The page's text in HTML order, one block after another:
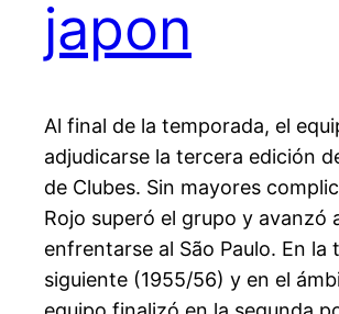
japon
Al final de la temporada, el
adjudicarse la tercera edición
de Clubes. Sin mayores
Rojo superó el grupo y avanzó
enfrentarse al São Paulo. En la
siguiente (1955/56) y en el